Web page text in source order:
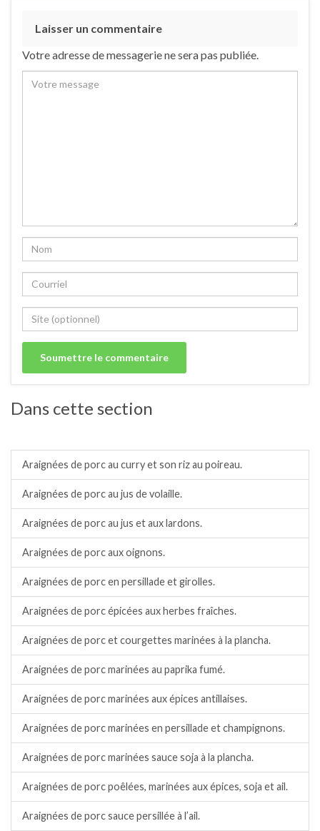
Laisser un commentaire
Votre adresse de messagerie ne sera pas publiée.
Dans cette section
Araignées de porc au curry et son riz au poireau.
Araignées de porc au jus de volaille.
Araignées de porc au jus et aux lardons.
Araignées de porc aux oignons.
Araignées de porc en persillade et girolles.
Araignées de porc épicées aux herbes fraîches.
Araignées de porc et courgettes marinées à la plancha.
Araignées de porc marinées au paprika fumé.
Araignées de porc marinées aux épices antillaises.
Araignées de porc marinées en persillade et champignons.
Araignées de porc marinées sauce soja à la plancha.
Araignées de porc poêlées, marinées aux épices, soja et ail.
Araignées de porc sauce persillée à l’ail.